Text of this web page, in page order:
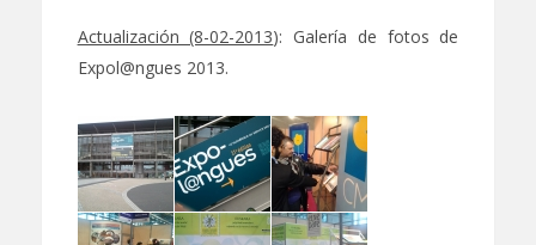
Actualización (8-02-2013): Galería de fotos de
Expol@ngues 2013.